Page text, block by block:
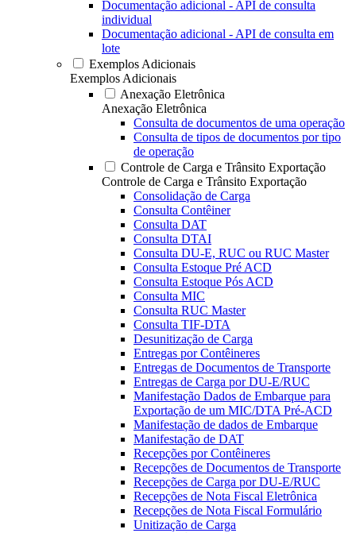
Documentação adicional - API de consulta
individual
Documentação adicional - API de consulta em
lote
Exemplos Adicionais
Exemplos Adicionais
Anexação Eletrônica
Anexação Eletrônica
Consulta de documentos de uma operação
Consulta de tipos de documentos por tipo
de operação
Controle de Carga e Trânsito Exportação
Controle de Carga e Trânsito Exportação
Consolidação de Carga
Consulta Contêiner
Consulta DAT
Consulta DTAI
Consulta DU-E, RUC ou RUC Master
Consulta Estoque Pré ACD
Consulta Estoque Pós ACD
Consulta MIC
Consulta RUC Master
Consulta TIF-DTA
Desunitização de Carga
Entregas por Contêineres
Entregas de Documentos de Transporte
Entregas de Carga por DU-E/RUC
Manifestação Dados de Embarque para
Exportação de um MIC/DTA Pré-ACD
Manifestação de dados de Embarque
Manifestação de DAT
Recepções por Contêineres
Recepções de Documentos de Transporte
Recepções de Carga por DU-E/RUC
Recepções de Nota Fiscal Eletrônica
Recepções de Nota Fiscal Formulário
Unitização de Carga